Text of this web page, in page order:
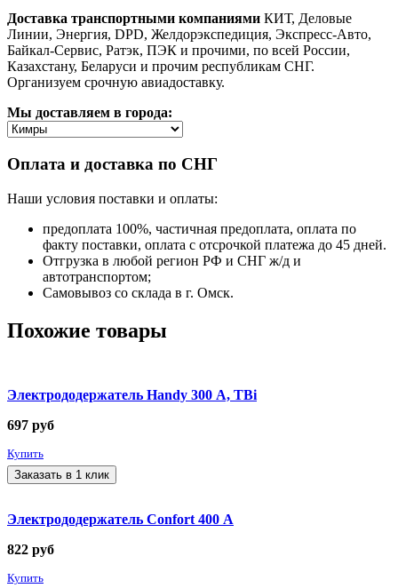
Доставка транспортными компаниями КИТ, Деловые
Линии, Энергия, DPD, Желдорэкспедиция, Экспресс-Авто,
Байкал-Сервис, Ратэк, ПЭК и прочими, по всей России,
Казахстану, Беларуси и прочим республикам СНГ.
Организуем срочную авиадоставку.
Мы доставляем в города:
Оплата и доставка по СНГ
Наши условия поставки и оплаты:
предоплата 100%, частичная предоплата, оплата по
факту поставки, оплата с отсрочкой платежа до 45 дней.
Отгрузка в любой регион РФ и СНГ ж/д и
автотранспортом;
Самовывоз со склада в г. Омск.
Похожие товары
Электрододержатель Handy 300 А, TBi
697 руб
Купить
Заказать в 1 клик
Электрододержатель Confort 400 А
822 руб
Купить